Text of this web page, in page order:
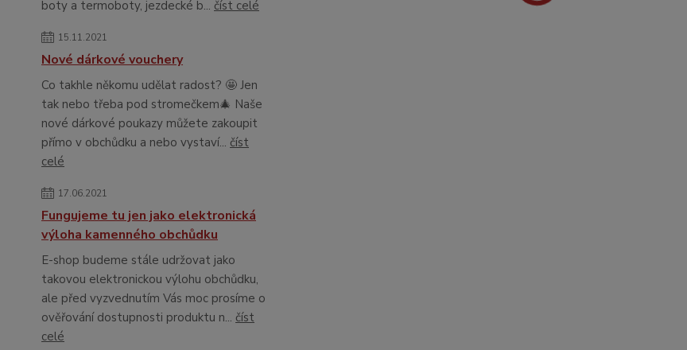
boty a termoboty, jezdecké b... číst celé
15.11.2021
Nové dárkové vouchery
Co takhle někomu udělat radost? 🤩 Jen
tak nebo třeba pod stromečkem🎄 Naše
nové dárkové poukazy můžete zakoupit
přímo v obchůdku a nebo vystaví... číst
celé
17.06.2021
Fungujeme tu jen jako elektronická
výloha kamenného obchůdku
E-shop budeme stále udržovat jako
takovou elektronickou výlohu obchůdku,
ale před vyzvednutím Vás moc prosíme o
ověřování dostupnosti produktu n... číst
celé